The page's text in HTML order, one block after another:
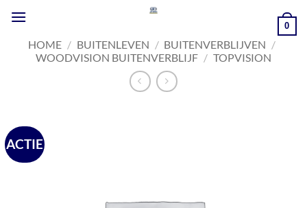
naar
inhoud
0
HOME / BUITENLEVEN / BUITENVERBLIJVEN /
WOODVISION BUITENVERBLIJF / TOPVISION
ACTIE